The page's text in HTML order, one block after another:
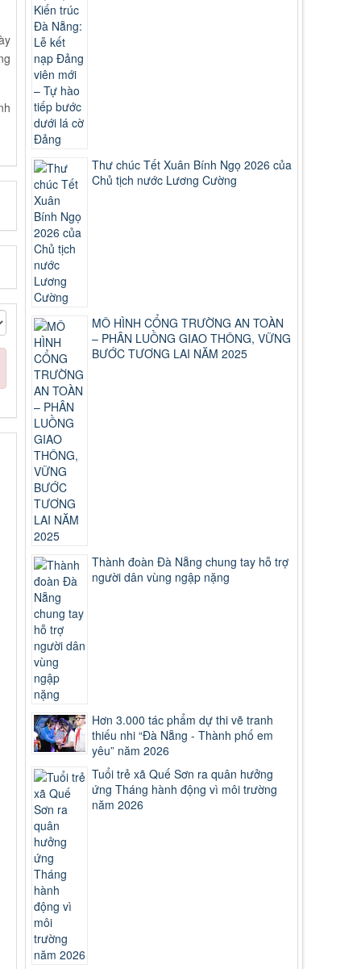
Thư chúc Tết Xuân Bính Ngọ 2026 của
Chủ tịch nước Lương Cường
MÔ HÌNH CỔNG TRƯỜNG AN TOÀN
– PHÂN LUỒNG GIAO THÔNG, VỮNG
BƯỚC TƯƠNG LAI NĂM 2025
Thành đoàn Đà Nẵng chung tay hỗ trợ
người dân vùng ngập nặng
Hơn 3.000 tác phẩm dự thi vẽ tranh
thiếu nhi “Đà Nẵng - Thành phố em
yêu” năm 2026
Tuổi trẻ xã Quế Sơn ra quân hưởng
ứng Tháng hành động vì môi trường
năm 2026